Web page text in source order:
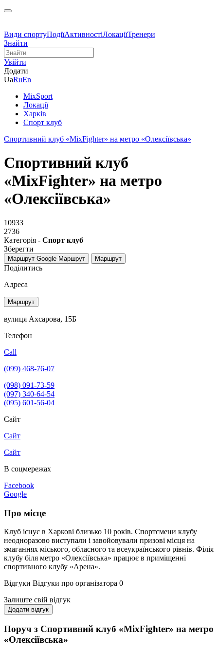
Види спортуПодіїАктивностіЛокаціїТренери
Знайти
Увійти
Додати
UaRuEn
MixSport
Локації
Харків
Спорт клуб
Спортивний клуб «MixFighter» на метро «Олексіївська»
Спортивний клуб
«MixFighter» на метро
«Олексіївська»
10933
2736
Категорія - Спорт клуб
Зберегти
Маршрут Google Маршрут Маршрут
Поділитись
Адреса
Маршрут
вулиця Ахсарова, 15Б
Телефон
Call
(099) 468-76-07
(098) 091-73-59
(097) 340-64-54
(095) 601-56-04
Сайт
Сайт
Сайт
В соцмережах
Facebook
Google
Про місце
Клуб існує в Харкові близько 10 років. Спортсмени клубу
неодноразово виступали і завойовували призові місця на
змаганнях міського, обласного та всеукраїнського рівнів. Філія
клубу біля метро «Олексіївська» працює в приміщенні
спортивного клубу «Арена».
Відгуки Відгуки про організатора 0
Залиште свій відгук
Додати відгук
Поруч з Спортивний клуб «MixFighter» на метро
«Олексіївська»